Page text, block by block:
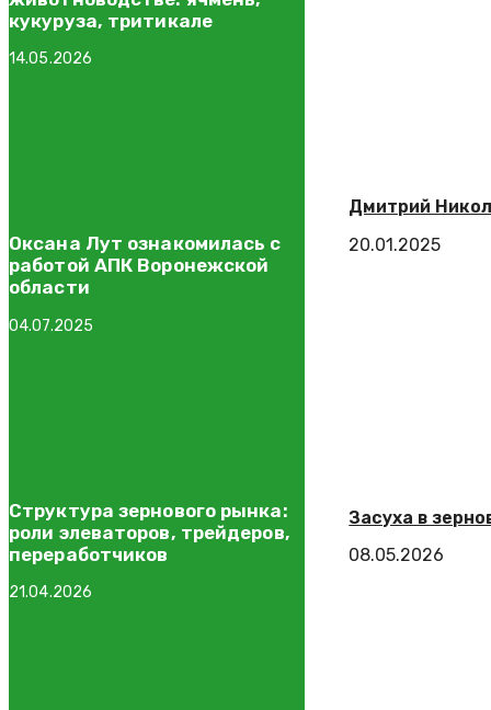
Дмитрий
20.01.2025
Засуха в
08.05.2026
кукуруза, тритикале
14.05.2026
Оксана Лут ознакомилась с
работой АПК Воронежской
области
04.07.2025
Структура зернового рынка:
роли элеваторов, трейдеров,
переработчиков
21.04.2026